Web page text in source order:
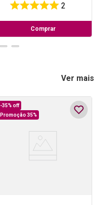
2
Comprar
Ver mais
-35% off
Promoção 35%